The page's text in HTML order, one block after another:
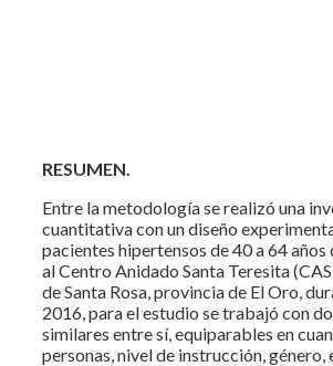
RESUMEN.
Entre la metodología se realizó una
cuantitativa con un diseño
pacientes hipertensos de 40 a 64 años
al Centro Anidado Santa Teresita
de Santa Rosa, provincia de El Oro,
2016, para el estudio se trabajó con
similares entre sí, equiparables en
personas, nivel de instrucción, género,